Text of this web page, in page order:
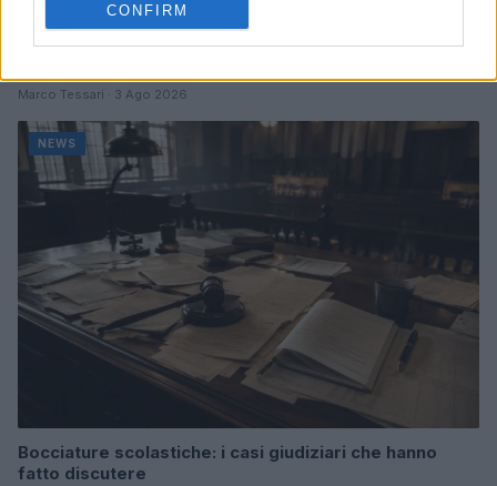
CONFIRM
Don Antonio Mazzi: l’ultimo saluto a Milano tra
Marco Tessari · 3 Ago 2026
NEWS
Bocciature scolastiche: i casi giudiziari che hanno
fatto discutere